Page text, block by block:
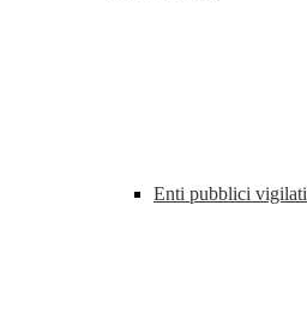
Enti pubblici vigilati